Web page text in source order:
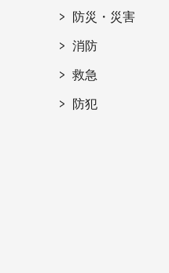
防災・災害
消防
救急
防犯